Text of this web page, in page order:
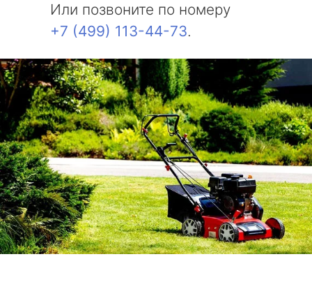
Или позвоните по номеру
+7 (499) 113-44-73.